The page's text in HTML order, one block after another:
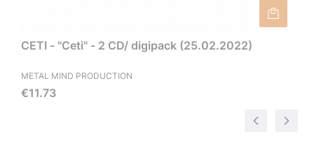
CETI - "Ceti" - 2 CD/ digipack (25.02.2022)
METAL MIND PRODUCTION
Price
€11.73